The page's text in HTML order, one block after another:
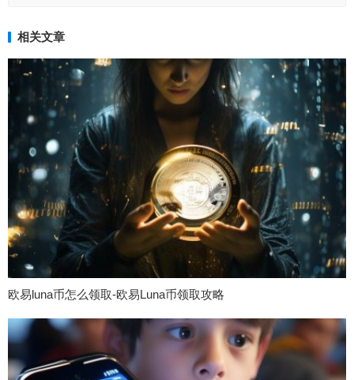
相关文章
欧易luna币怎么领取-欧易Luna币领取攻略